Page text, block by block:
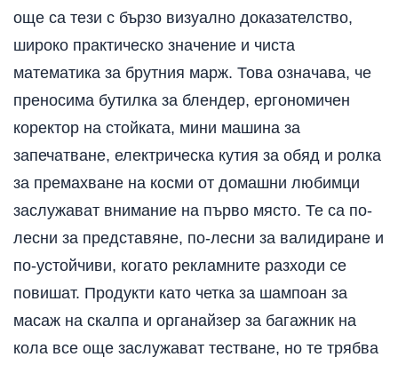
още са тези с бързо визуално доказателство,
широко практическо значение и чиста
математика за брутния марж. Това означава, че
преносима бутилка за блендер, ергономичен
коректор на стойката, мини машина за
запечатване, електрическа кутия за обяд и ролка
за премахване на косми от домашни любимци
заслужават внимание на първо място. Те са по-
лесни за представяне, по-лесни за валидиране и
по-устойчиви, когато рекламните разходи се
повишат. Продукти като четка за шампоан за
масаж на скалпа и органайзер за багажник на
кола все още заслужават тестване, но те трябва